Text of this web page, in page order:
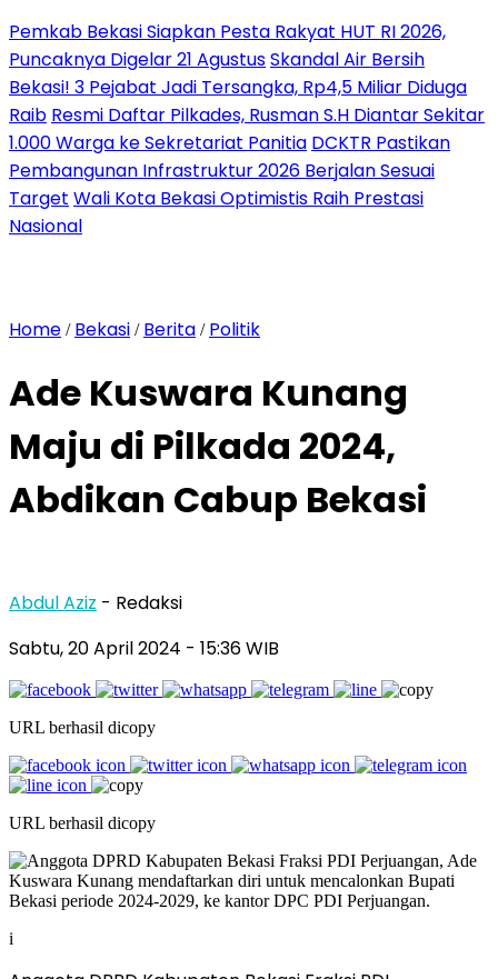
Pemkab Bekasi Siapkan Pesta Rakyat HUT RI 2026,
Puncaknya Digelar 21 AgustusSkandal Air Bersih
Bekasi! 3 Pejabat Jadi Tersangka, Rp4,5 Miliar Diduga
Raib Resmi Daftar Pilkades, Rusman S.H Diantar Sekitar
1.000 Warga ke Sekretariat Panitia DCKTR Pastikan
Pembangunan Infrastruktur 2026 Berjalan Sesuai
Target Wali Kota Bekasi Optimistis Raih Prestasi
Nasional
Home / Bekasi / Berita / Politik
Ade Kuswara Kunang
Maju di Pilkada 2024,
Abdikan Cabup Bekasi
Abdul Aziz - Redaksi
Sabtu, 20 April 2024 - 15:36 WIB
URL berhasil dicopy
URL berhasil dicopy
i